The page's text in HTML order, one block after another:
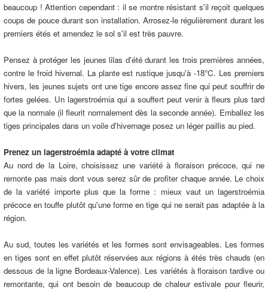
beaucoup ! Attention cependant : il se montre résistant s'il reçoit quelques
coups de pouce durant son installation. Arrosez-le régulièrement durant les
premiers étés et amendez le sol s'il est très pauvre.
Pensez à protéger les jeunes lilas d'été durant les trois premières années,
contre le froid hivernal. La plante est rustique jusqu'à -18°C. Les premiers
hivers, les jeunes sujets ont une tige encore assez fine qui peut souffrir de
fortes gelées. Un lagerstroémia qui a souffert peut venir à fleurs plus tard
que la normale (il fleurit normalement dès la seconde année). Emballez les
tiges principales dans un voile d'hivernage posez un léger paillis au pied.
Prenez un lagerstroémia adapté à votre climat
Au nord de la Loire, choisissez une variété à floraison précoce, qui ne
remonte pas mais dont vous serez sûr de profiter chaque année. Le choix
de la variété importe plus que la forme : mieux vaut un lagerstroémia
précoce en touffe plutôt qu'une forme en tige qui ne serait pas adaptée à la
région.
Au sud, toutes les variétés et les formes sont envisageables. Les formes
en tiges sont en effet plutôt réservées aux régions à étés très chauds (en
dessous de la ligne Bordeaux-Valence). Les variétés à floraison tardive ou
remontante, qui ont besoin de beaucoup de chaleur estivale pour fleurir,